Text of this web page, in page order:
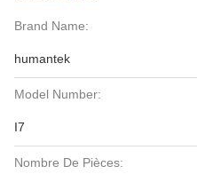
Brand Name:
humantek
Model Number:
I7
Nombre De Pièces: